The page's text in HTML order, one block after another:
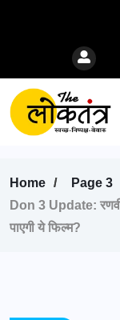
Home
Page 3
Don 3 Update:
पाएगी ये फिल्म?